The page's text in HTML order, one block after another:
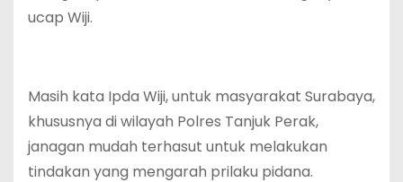
ucap Wiji.
Masih kata Ipda Wiji, untuk masyarakat Surabaya,
khususnya di wilayah Polres Tanjuk Perak,
janagan mudah terhasut untuk melakukan
tindakan yang mengarah prilaku pidana.